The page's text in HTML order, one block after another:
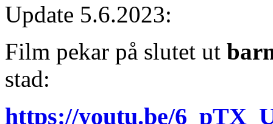
Update 5.6.2023:
Film pekar på slutet ut
stad:
https://youtu.be/